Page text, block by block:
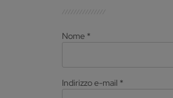
Nome *
Indirizzo e-mail *